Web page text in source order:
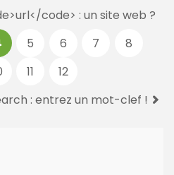
code> : un site web ?
5 6 7
8
11
12
: entrez un mot-clef !